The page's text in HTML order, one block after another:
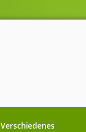
Verschiedenes